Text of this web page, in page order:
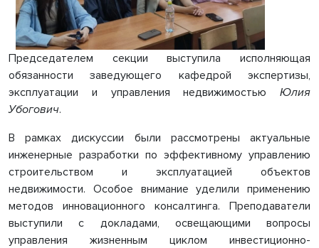
Председателем секции выступила исполняющая
обязанности заведующего кафедрой экспертизы,
эксплуатации и управления недвижимостью Юлия
Убогович.
В рамках дискуссии были рассмотрены актуальные
инженерные разработки по эффективному управлению
строительством и эксплуатацией объектов
недвижимости. Особое внимание уделили применению
методов инновационного консалтинга. Преподаватели
выступили с докладами, освещающими вопросы
управления жизненным циклом инвестиционно-